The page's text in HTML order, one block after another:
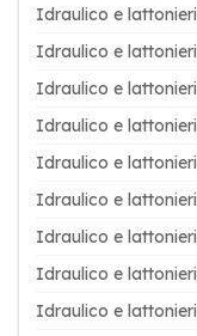
Idraulico e
Idraulico e
Idraulico e
Idraulico e
Idraulico e
Idraulico e
Idraulico e
Idraulico e
Idraulico e